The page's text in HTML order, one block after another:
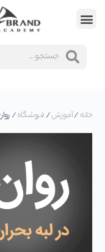
خانه/آموزش/فروشگاه/